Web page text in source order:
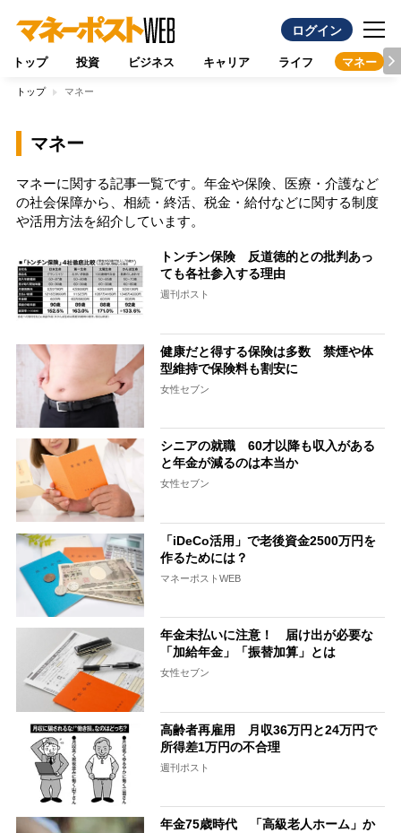
ログイン
トップ 投資 ビジネス キャリア ライフ マネー
トップ マネー
マネー
マネーに関する記事一覧です。年金や保険、医療・介護など
の社会保障から、相続・終活、税金・給付などに関する制度
や活用方法を紹介しています。
トンチン保険 反道徳的との批判あっ
ても各社参入する理由
週刊ポスト
健康だと得する保険は多数 禁煙や体
型維持で保険料も割安に
女性セブン
シニアの就職 60才以降も収入がある
と年金が減るのは本当か
女性セブン
「iDeCo活用」で老後資金2500万円を
作るためには？
マネーポストWEB
年金未払いに注意！ 届け出が必要な
「加給年金」「振替加算」とは
女性セブン
高齢者再雇用 月収36万円と24万円で
所得差1万円の不合理
週刊ポスト
年金75歳時代 「高級老人ホーム」か